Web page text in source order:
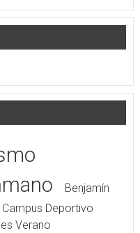
Benjamín
Campus Deportivo
Verano